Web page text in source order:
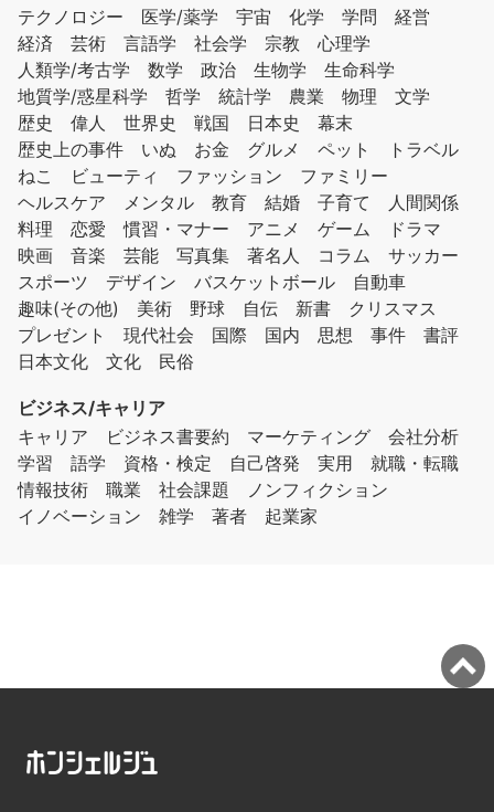
テクノロジー
医学/薬学 宇宙 化学 学問
経営
経済
芸術 言語学 社会学 宗教
心理学
人類学/考古学
数学 政治 生物学
生命科学
地質学/惑星科学
哲学 統計学 農業 物理
文学
歴史
偉人 世界史 戦国 日本史
幕末
歴史上の事件
いぬ お金 グルメ ペット
トラベル
ねこ
ビューティ ファッション
ファミリー
ヘルスケア
メンタル 教育 結婚 子育て
人間関係
料理
恋愛 慣習・マナー アニメ ゲーム
ドラマ
映画
音楽 芸能 写真集 著名人 コラム
サッカー
スポーツ
デザイン バスケットボール
自動車
趣味(その他)
美術 野球 自伝 新書
クリスマス
プレゼント
現代社会 国際 国内 思想 事件
書評
日本文化
文化 民俗
ビジネス/キャリア
キャリア
ビジネス書要約 マーケティング
会社分析
学習
語学 資格・検定 自己啓発 実用
就職・転職
情報技術
職業 社会課題
ノンフィクション
イノベーション
雑学 著者 起業家